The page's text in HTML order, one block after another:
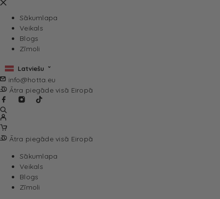
Sākumlapa
Veikals
Blogs
Zīmoli
Latviešu
info@hotta.eu
Ātra piegāde visā Eiropā
Ātra piegāde visā Eiropā
Sākumlapa
Veikals
Blogs
Zīmoli